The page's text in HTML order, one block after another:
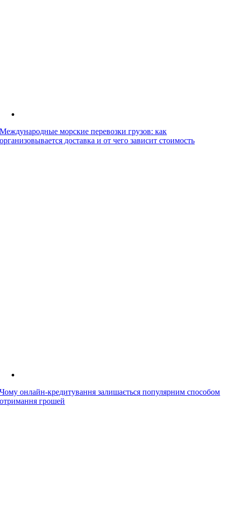
Международные морские перевозки грузов: как
организовывается доставка и от чего зависит стоимость
Чому онлайн-кредитування залишається популярним способом
отримання грошей